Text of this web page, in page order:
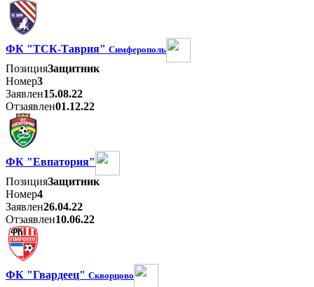
ФК "ТСК-Таврия" Симферополь
ПозицияЗащитник
Номер3
Заявлен15.08.22
Отзаявлен01.12.22
ФК "Евпатория"
ПозицияЗащитник
Номер4
Заявлен26.04.22
Отзаявлен10.06.22
ФК "Гвардеец" Скворцово